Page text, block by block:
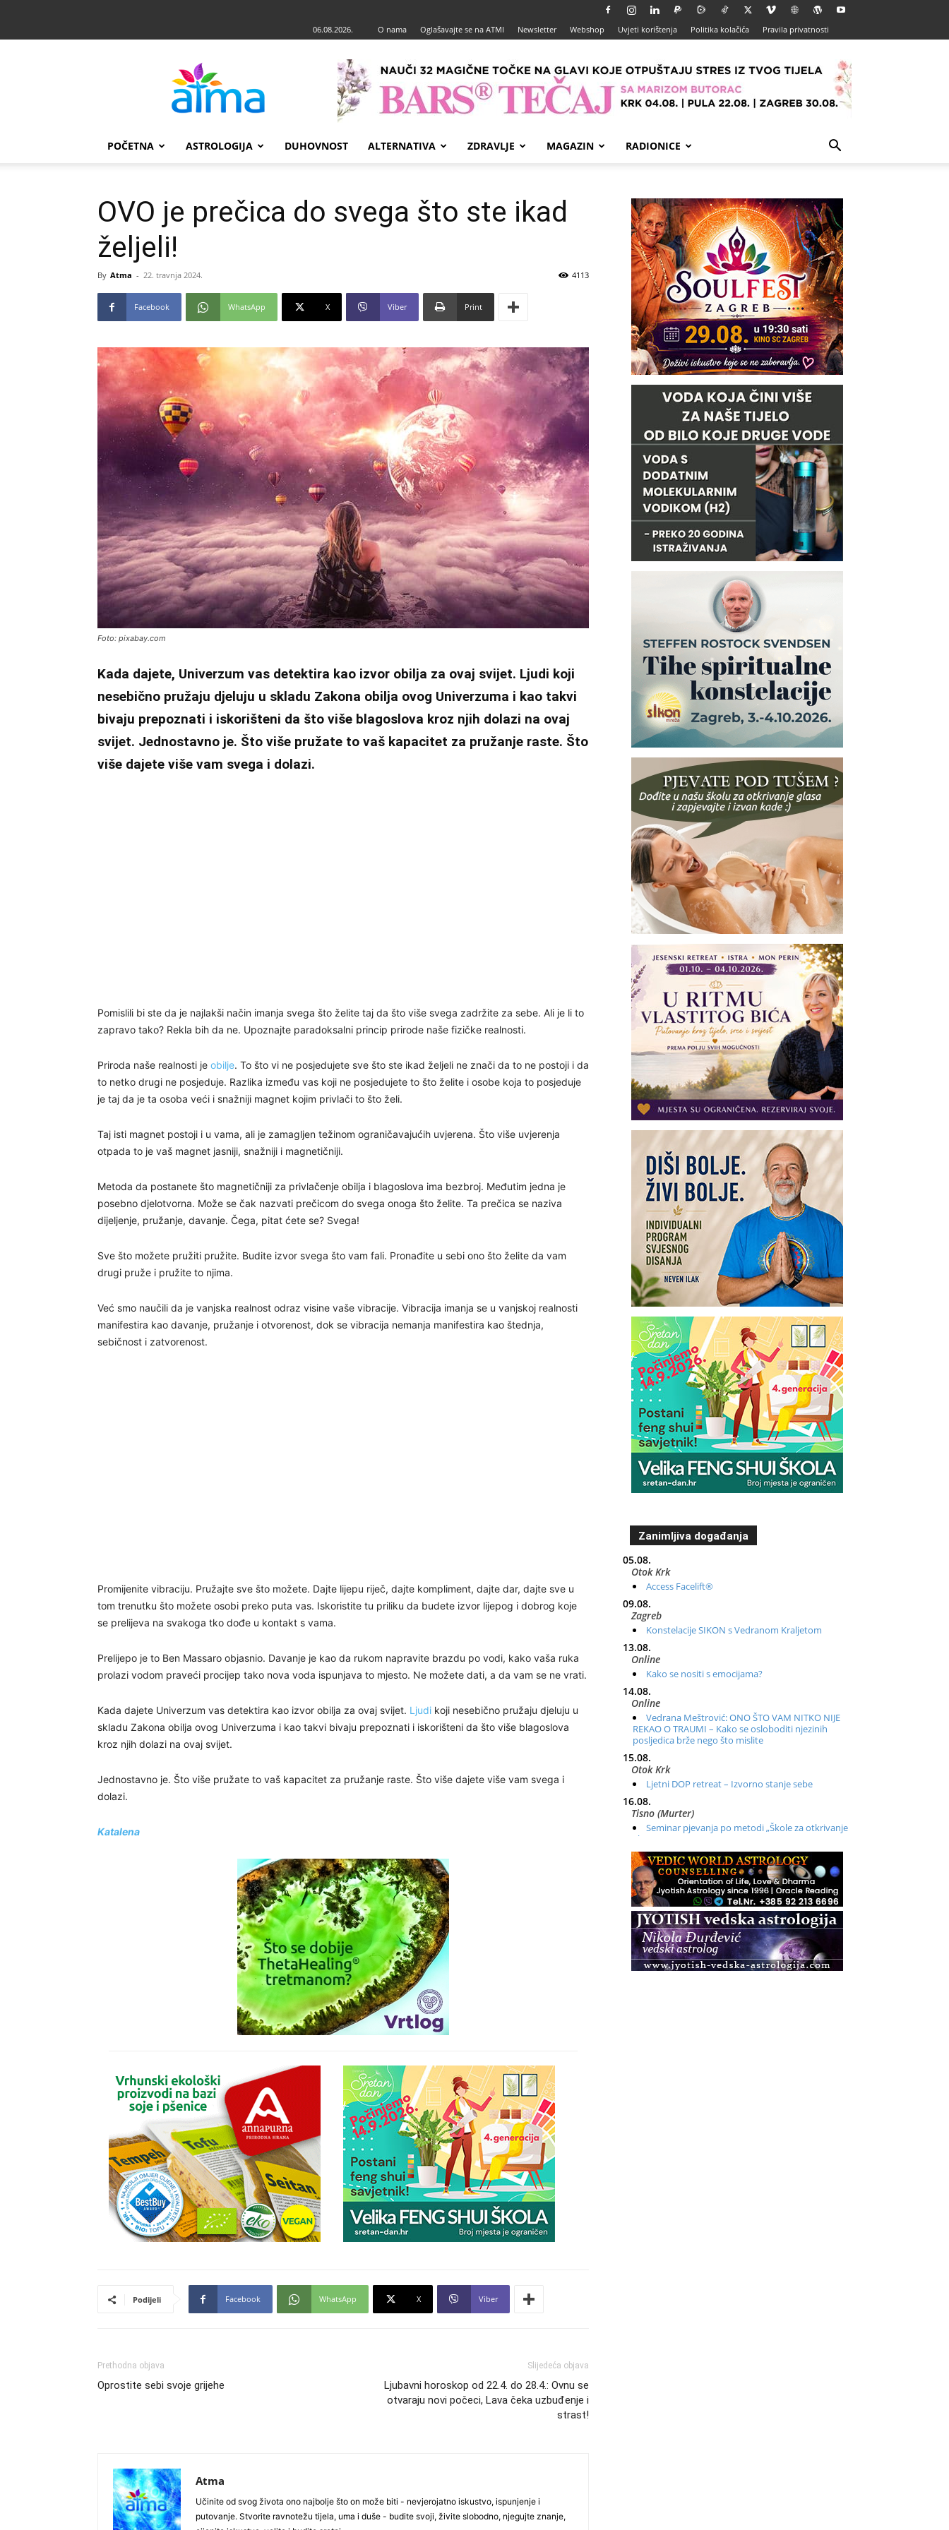
06.08.2026. O nama Oglašavajte se na ATMI Newsletter Webshop Uvjeti korištenja Politika kolačića Pravila privatnosti
POČETNA ASTROLOGIJA DUHOVNOST ALTERNATIVA ZDRAVLJE MAGAZIN RADIONICE
OVO je prečica do svega što ste ikad
željeli!
By Atma - 22. travnja 2024. 4113
Facebook WhatsApp X Viber Print
Foto: pixabay.com
Kada dajete, Univerzum vas detektira kao izvor obilja za ovaj svijet. Ljudi koji
nesebično pružaju djeluju u skladu Zakona obilja ovog Univerzuma i kao takvi
bivaju prepoznati i iskorišteni da što više blagoslova kroz njih dolazi na ovaj
svijet. Jednostavno je. Što više pružate to vaš kapacitet za pružanje raste. Što
više dajete više vam svega i dolazi.
Pomislili bi ste da je najlakši način imanja svega što želite taj da što više svega zadržite za sebe. Ali je li to
zapravo tako? Rekla bih da ne. Upoznajte paradoksalni princip prirode naše fizičke realnosti.
Priroda naše realnosti je obilje. To što vi ne posjedujete sve što ste ikad željeli ne znači da to ne postoji i da
to netko drugi ne posjeduje. Razlika između vas koji ne posjedujete to što želite i osobe koja to posjeduje
je taj da je ta osoba veći i snažniji magnet kojim privlači to što želi.
Taj isti magnet postoji i u vama, ali je zamagljen težinom ograničavajućih uvjerena. Što više uvjerenja
otpada to je vaš magnet jasniji, snažniji i magnetičniji.
Metoda da postanete što magnetičniji za privlačenje obilja i blagoslova ima bezbroj. Međutim jedna je
posebno djelotvorna. Može se čak nazvati prečicom do svega onoga što želite. Ta prečica se naziva
dijeljenje, pružanje, davanje. Čega, pitat ćete se? Svega!
Sve što možete pružiti pružite. Budite izvor svega što vam fali. Pronađite u sebi ono što želite da vam
drugi pruže i pružite to njima.
Već smo naučili da je vanjska realnost odraz visine vaše vibracije. Vibracija imanja se u vanjskoj realnosti
manifestira kao davanje, pružanje i otvorenost, dok se vibracija nemanja manifestira kao štednja,
sebičnost i zatvorenost.
Promijenite vibraciju. Pružajte sve što možete. Dajte lijepu riječ, dajte kompliment, dajte dar, dajte sve u
tom trenutku što možete osobi preko puta vas. Iskoristite tu priliku da budete izvor lijepog i dobrog koje
se prelijeva na svakoga tko dođe u kontakt s vama.
Prelijepo je to Ben Massaro objasnio. Davanje je kao da rukom napravite brazdu po vodi, kako vaša ruka
prolazi vodom praveći procijep tako nova voda ispunjava to mjesto. Ne možete dati, a da vam se ne vrati.
Kada dajete Univerzum vas detektira kao izvor obilja za ovaj svijet. Ljudi koji nesebično pružaju djeluju u
skladu Zakona obilja ovog Univerzuma i kao takvi bivaju prepoznati i iskorišteni da što više blagoslova
kroz njih dolazi na ovaj svijet.
Jednostavno je. Što više pružate to vaš kapacitet za pružanje raste. Što više dajete više vam svega i
dolazi.
Katalena
Podijeli Facebook WhatsApp X Viber
Prethodna objava
Oprostite sebi svoje grijehe
Slijedeća objava
Ljubavni horoskop od 22.4. do 28.4.: Ovnu se
otvaraju novi počeci, Lava čeka uzbuđenje i
strast!
Atma
Učinite od svog života ono najbolje što on može biti - nevjerojatno iskustvo, ispunjenje i
putovanje. Stvorite ravnotežu tijela, uma i duše - budite svoji, živite slobodno, njegujte znanje,
Zanimljiva događanja
05.08.
Otok Krk
Access Facelift®
09.08.
Zagreb
Konstelacije SIKON s Vedranom Kraljetom
13.08.
Online
Kako se nositi s emocijama?
14.08.
Online
Vedrana Meštrović: ONO ŠTO VAM NITKO NIJE
REKAO O TRAUMI – Kako se osloboditi njezinih
posljedica brže nego što mislite
15.08.
Otok Krk
Ljetni DOP retreat – Izvorno stanje sebe
16.08.
Tisno (Murter)
Seminar pjevanja po metodi „Škole za otkrivanje
glasa“
20.08.
Online
Radionica: Pomagači iz drugih dimenzija Online –
otvoreno za sve
21.08.
Zagreb+Online
Osnovni ThetaHealing® tečaj, Zagreb i Online
22.08.
Pula